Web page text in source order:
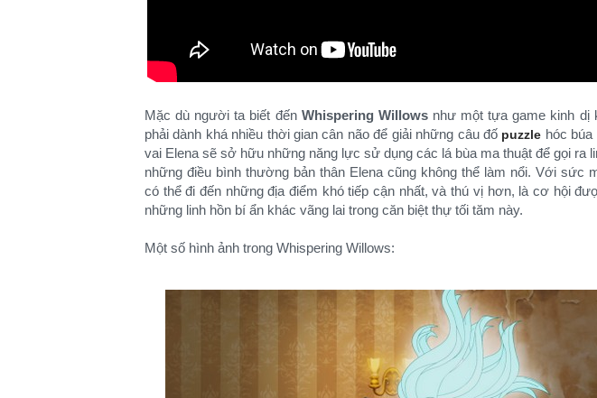
Mặc dù người ta biết đến Whispering Willowsnhư một tựa game kinh dị
phải dành khá nhiều thời gian cân não để giải những câu đố puzzle hóc
vai Elena sẽ sở hữu những năng lực sử dụng các lá bùa ma thuật để gọi ra
những điều bình thường bản thân Elena cũng không thể làm nổi. Với sức
có thể đi đến những địa điểm khó tiếp cận nhất, và thú vị hơn, là cơ hội
những linh hồn bí ẩn khác vãng lai trong căn biệt thự tối tăm này.
Một số hình ảnh trong Whispering Willows: